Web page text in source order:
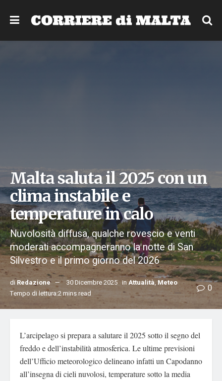
Malta saluta il 2025 con un
clima instabile e
temperature in calo
Nuvolosità diffusa, qualche rovescio e venti
moderati accompagneranno la notte di San
Silvestro e il primo giorno del 2026
di Redazione 30 Dicembre 2025 in Attualità,Meteo
Tempo di lettura:2 mins read
0
L’arcipelago si prepara a salutare il 2025 sotto il segno del
freddo e dell’instabilità atmosferica. Le ultime previsioni
dell’Ufficio meteorologico delineano infatti un Capodanno
all’insegna di cieli nuvolosi, temperature sotto la media